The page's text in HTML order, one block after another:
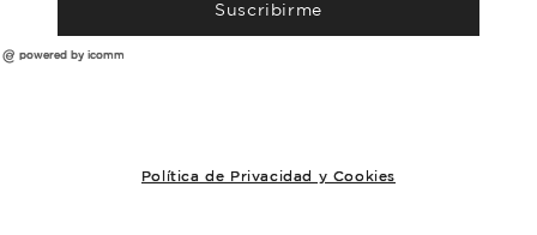
Suscribirme
powered by icomm
Política de Privacidad y Cookies